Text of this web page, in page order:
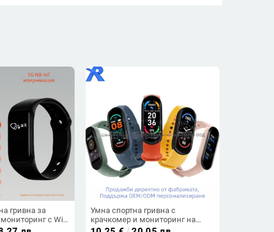
гривна за
с WiFi
грижа за
Умна спортна гривна с
крачкомер и мониторинг на
сърцето, кръвното и кислород в